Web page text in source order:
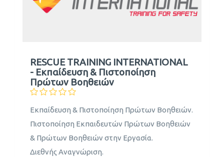
RESCUE TRAINING INTERNATIONAL
- Εκπαίδευση & Πιστοποίηση
Πρώτων Βοηθειών
Εκπαίδευση & Πιστοποίηση Πρώτων Βοηθειών.
Πιστοποίηση Εκπαιδευτών Πρώτων Βοηθειών
& Πρώτων Βοηθειών στην Εργασία.
Διεθνής Αναγνώριση.